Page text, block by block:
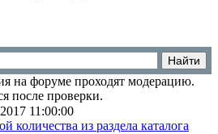
на форуме проходят модерацию.
после проверки.
11:00:00
количества из раздела каталога